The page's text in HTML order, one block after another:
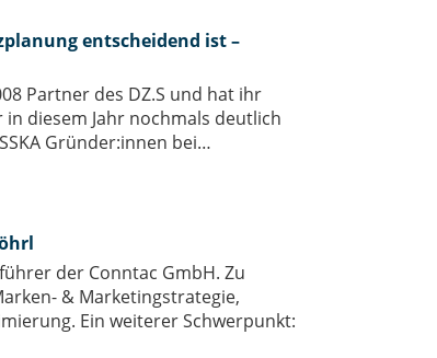
entscheidend ist –
Partner des DZ.S und hat ihr
diesem Jahr nochmals deutlich
Gründer:innen bei…
der Conntac GmbH. Zu
& Marketingstrategie,
Ein weiterer Schwerpunkt: